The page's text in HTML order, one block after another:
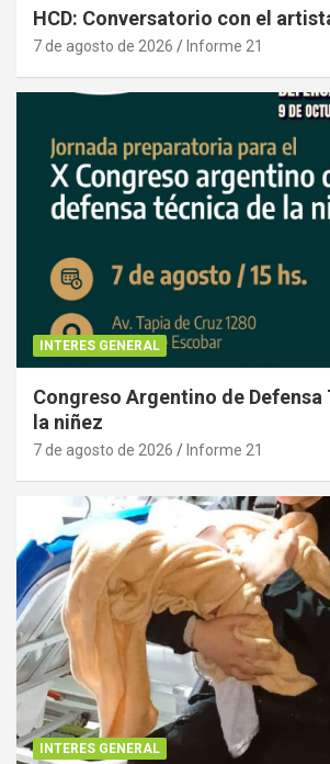
HCD: Conversatorio con el
7 de agosto de 2026 Informe 21
INTERES GENERAL
Congreso Argentino de Defensa
la niñez
7 de agosto de 2026 Informe 21
INTERES GENERAL